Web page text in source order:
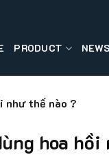
PRODUCT NEWS
như thế nào ?
hoa